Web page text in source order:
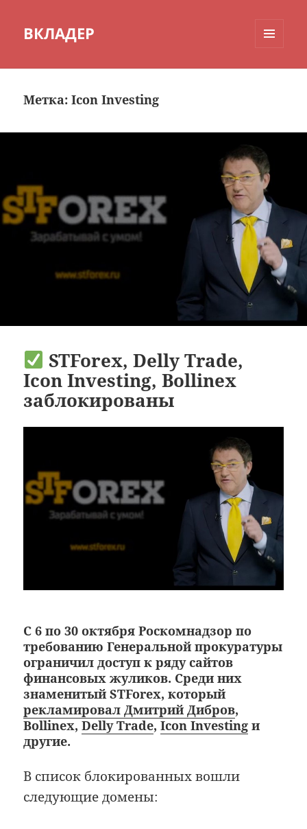
ВКЛАДЕР
Метка:Icon Investing
STForex, Delly Trade,
Icon Investing, Bollinex
заблокированы
С 6 по 30 октября Роскомнадзор по
требованию Генеральной прокуратуры
ограничил доступ к ряду сайтов
финансовых жуликов. Среди них
знаменитый STForex, который
рекламировал Дмитрий Дибров,
Bollinex,Delly Trade,Icon Investing и
другие.
В список блокированных вошли
следующие домены: